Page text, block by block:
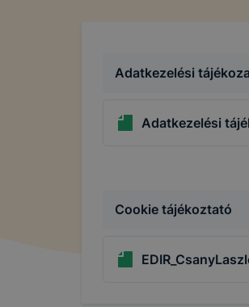
Adatkezelési
Adatkezelési
Cookie tájékoztató